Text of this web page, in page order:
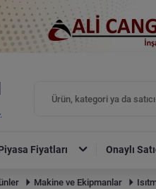
Fiyatları Onaylı
Makine ve Ekipmanlar